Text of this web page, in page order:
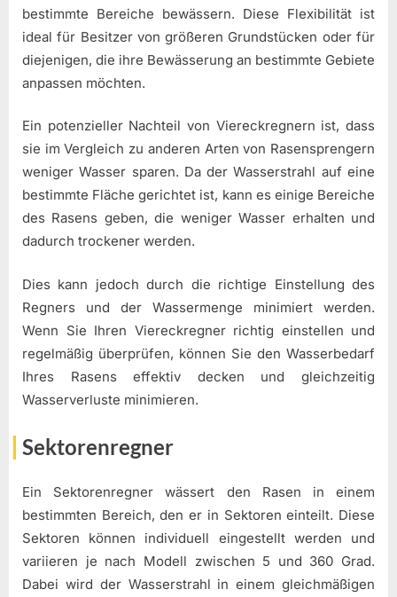
bestimmte Bereiche bewässern. Diese Flexibilität ist
ideal für Besitzer von größeren Grundstücken oder für
diejenigen, die ihre Bewässerung an bestimmte Gebiete
anpassen möchten.
Ein potenzieller Nachteil von Viereckregnern ist, dass
sie im Vergleich zu anderen Arten von Rasensprengern
weniger Wasser sparen. Da der Wasserstrahl auf eine
bestimmte Fläche gerichtet ist, kann es einige Bereiche
des Rasens geben, die weniger Wasser erhalten und
dadurch trockener werden.
Dies kann jedoch durch die richtige Einstellung des
Regners und der Wassermenge minimiert werden.
Wenn Sie Ihren Viereckregner richtig einstellen und
regelmäßig überprüfen, können Sie den Wasserbedarf
Ihres Rasens effektiv decken und gleichzeitig
Wasserverluste minimieren.
Sektorenregner
Ein Sektorenregner wässert den Rasen in einem
bestimmten Bereich, den er in Sektoren einteilt. Diese
Sektoren können individuell eingestellt werden und
variieren je nach Modell zwischen 5 und 360 Grad.
Dabei wird der Wasserstrahl in einem gleichmäßigen